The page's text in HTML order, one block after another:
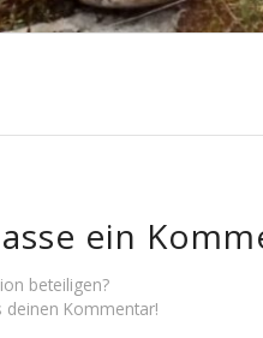
ein
beteiligen?
deinen Kommentar!